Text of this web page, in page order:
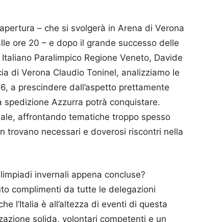
– che si svolgerà in Arena di Verona
ore 20 – e dopo il grande successo delle
Paralimpico Regione Veneto, Davide
di Verona Claudio Toninel, analizziamo le
a prescindere dall’aspetto prettamente
Azzurra potrà conquistare.
affrontando tematiche troppo spesso
trovano necessari e doverosi riscontri nella
invernali appena concluse?
complimenti da tutte le delegazioni
l’Italia è all’altezza di eventi di questa
solida, volontari competenti e un